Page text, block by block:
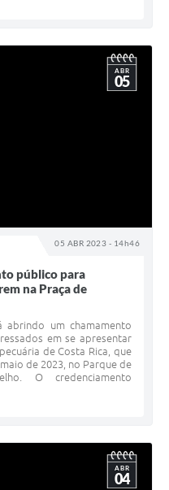
05 ABR 2023 - 14h46
ABR
05
público para
na Praça de
abrindo um chamamento
em se apresentar
de Costa Rica, que
de 2023, no Parque de
O credenciamento
ABR
04